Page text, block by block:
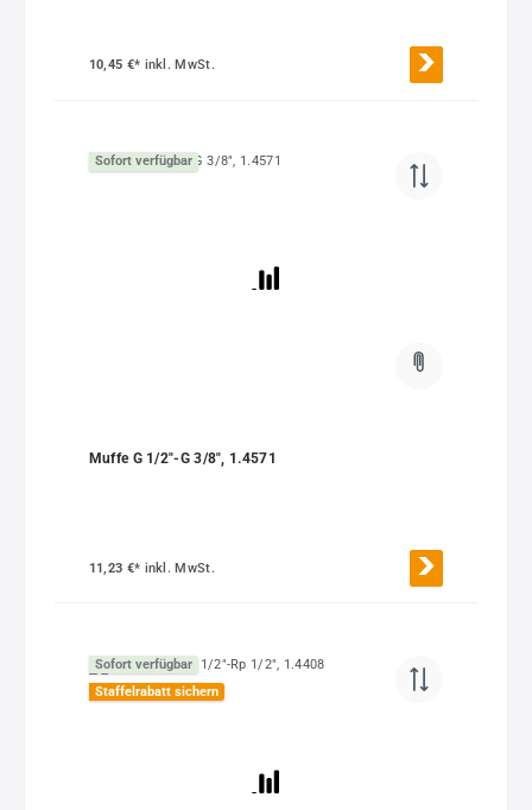
10,45 €* inkl. MwSt.
Sofort verfügbar
Muffe G 1/2"-G 3/8", 1.4571
11,23 €* inkl. MwSt.
Sofort verfügbar
Staffelrabatt sichern